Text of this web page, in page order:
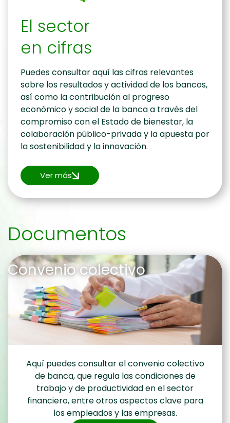
El sector
en cifras
Puedes consultar aquí las cifras relevantes
sobre los resultados y actividad de los bancos,
así como la contribución al progreso
económico y social de la banca a través del
compromiso con el Estado de bienestar, la
colaboración público-privada y la apuesta por
la sostenibilidad y la innovación.
Ver más
Documentos
Convenio colectivo
Aquí puedes consultar el convenio colectivo
de banca, que regula las condiciones de
trabajo y de productividad en el sector
financiero, entre otros aspectos clave para
los empleados y las empresas.